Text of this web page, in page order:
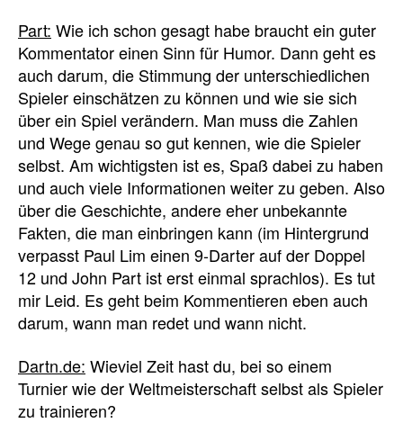
Part: Wie ich schon gesagt habe braucht ein guter
Kommentator einen Sinn für Humor. Dann geht es
auch darum, die Stimmung der unterschiedlichen
Spieler einschätzen zu können und wie sie sich
über ein Spiel verändern. Man muss die Zahlen
und Wege genau so gut kennen, wie die Spieler
selbst. Am wichtigsten ist es, Spaß dabei zu haben
und auch viele Informationen weiter zu geben. Also
über die Geschichte, andere eher unbekannte
Fakten, die man einbringen kann (im Hintergrund
verpasst Paul Lim einen 9-Darter auf der Doppel
12 und John Part ist erst einmal sprachlos). Es tut
mir Leid. Es geht beim Kommentieren eben auch
darum, wann man redet und wann nicht.
Dartn.de: Wieviel Zeit hast du, bei so einem
Turnier wie der Weltmeisterschaft selbst als Spieler
zu trainieren?